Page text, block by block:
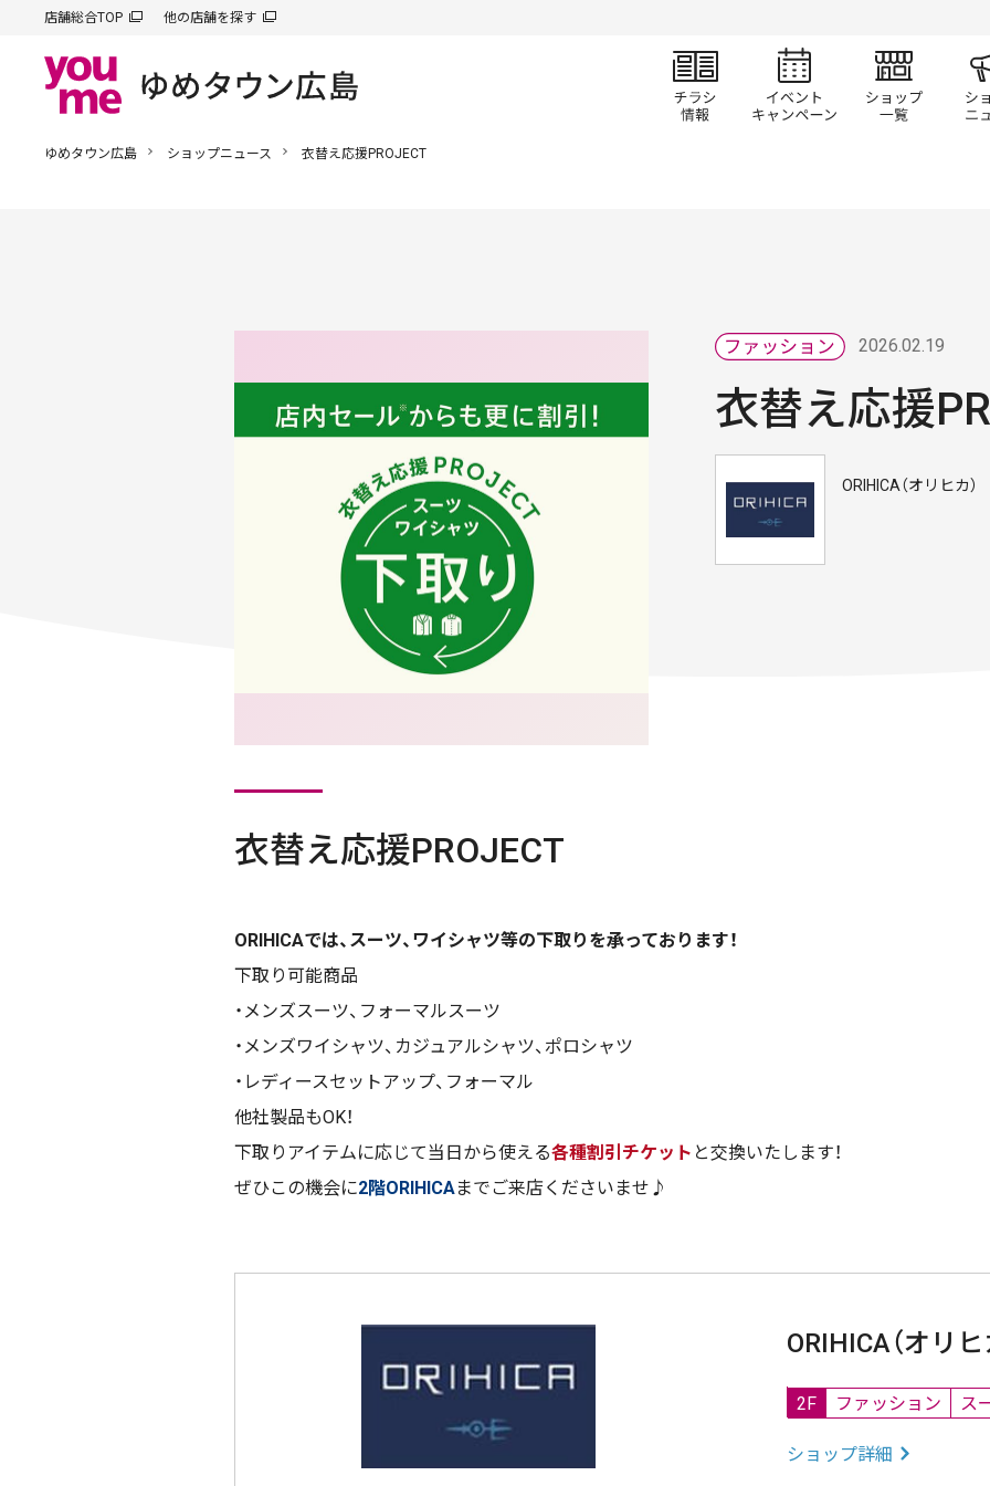
店舗総合TOP 他の店舗を探す
チラシ情報 イベント/キャン
ショ
ゆめタウン広島 ショップニュース 衣替え応援PROJECT
2026.02.19
衣替え応援
ORIHICA（オリヒカ）
衣替え応援PROJECT
ORIHICAでは、スーツ、ワイシャツ等の下取りを承っております！
下取り可能商品
・メンズスーツ、フォーマルスーツ
・メンズワイシャツ、カジュアルシャツ、ポロシャツ
・レディースセットアップ、フォーマル
他社製品もOK！
下取りアイテムに応じて当日から使える各種割引チケット と交換いたします！
ぜひこの機会に2階ORIHICAまでご来店くださいませ♪
ORIHICA（オリヒ
2F ファッション ス
ショップ詳細